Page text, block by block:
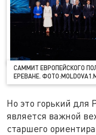
CАММИТ ЕВРОПЕЙСКОГО
ЕРЕВАНЕ.
Но это горький для
является важной
старшего